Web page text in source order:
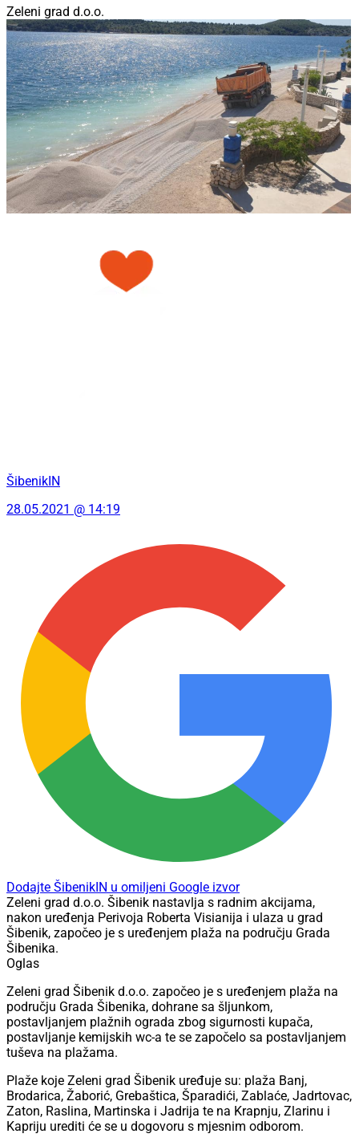
Zeleni grad d.o.o.
ŠibenikIN
28.05.2021 @ 14:19
Dodajte ŠibenikIN u omiljeni Google izvor
Zeleni grad d.o.o. Šibenik nastavlja s radnim akcijama,
nakon uređenja Perivoja Roberta Visianija i ulaza u grad
Šibenik, započeo je s uređenjem plaža na području Grada
Šibenika.
Oglas
Zeleni grad Šibenik d.o.o. započeo je s uređenjem plaža na
području Grada Šibenika, dohrane sa šljunkom,
postavljanjem plažnih ograda zbog sigurnosti kupača,
postavljanje kemijskih wc-a te se započelo sa postavljanjem
tuševa na plažama.
Plaže koje Zeleni grad Šibenik uređuje su: plaža Banj,
Brodarica, Žaborić, Grebaštica, Šparadići, Zablaće, Jadrtovac,
Zaton, Raslina, Martinska i Jadrija te na Krapnju, Zlarinu i
Kapriju urediti će se u dogovoru s mjesnim odborom.